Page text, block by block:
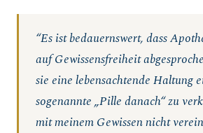
“Es ist bedauernswert, dass
auf Gewissensfreiheit
sie eine lebensachtende Haltung
sogenannte „Pille danach“ zu
mit meinem Gewissen nicht